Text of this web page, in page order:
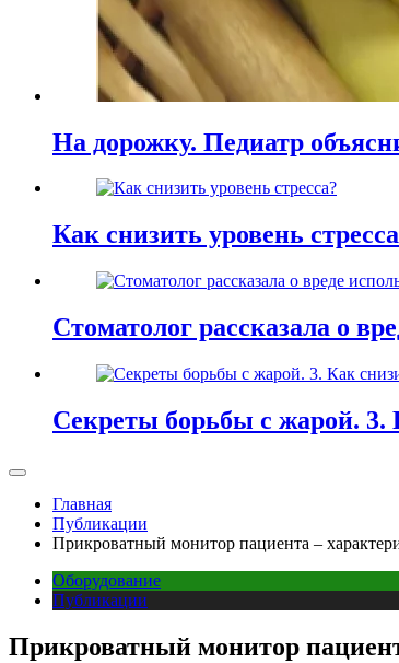
На дорожку. Педиатр
Как снизить уровень
Стоматолог рассказала о
Секреты борьбы с жарой. 3.
Главная
Публикации
Прикроватный монитор пациента –
Оборудование
Публикации
Прикроватный монитор